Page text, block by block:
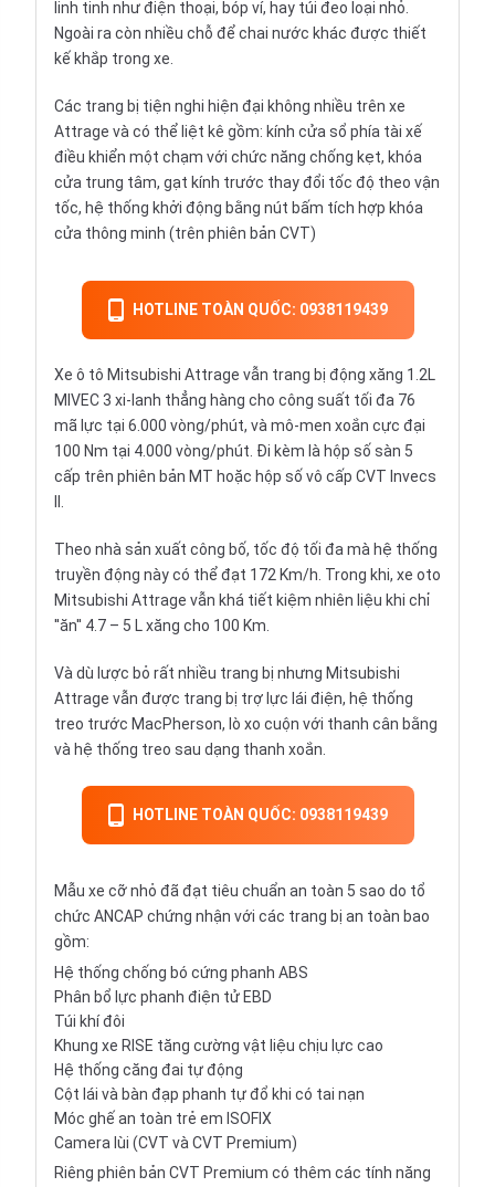
linh tinh như điện thoại, bóp ví, hay túi đeo loại nhỏ.
Ngoài ra còn nhiều chỗ để chai nước khác được thiết
kế khắp trong xe.
Các trang bị tiện nghi hiện đại không nhiều trên xe
Attrage và có thể liệt kê gồm: kính cửa sổ phía tài xế
điều khiển một chạm với chức năng chống kẹt, khóa
cửa trung tâm, gạt kính trước thay đổi tốc độ theo vận
tốc, hệ thống khởi động bằng nút bấm tích hợp khóa
cửa thông minh (trên phiên bản CVT)
HOTLINE TOÀN QUỐC: 0938119439
Xe ô tô Mitsubishi Attrage vẫn trang bị động xăng 1.2L
MIVEC 3 xi-lanh thẳng hàng cho công suất tối đa 76
mã lực tại 6.000 vòng/phút, và mô-men xoắn cực đại
100 Nm tại 4.000 vòng/phút. Đi kèm là hộp số sàn 5
cấp trên phiên bản MT hoặc hộp số vô cấp CVT Invecs
II.
Theo nhà sản xuất công bố, tốc độ tối đa mà hệ thống
truyền động này có thể đạt 172 Km/h. Trong khi, xe oto
Mitsubishi Attrage vẫn khá tiết kiệm nhiên liệu khi chỉ
''ăn'' 4.7 – 5 L xăng cho 100 Km.
Và dù lược bỏ rất nhiều trang bị nhưng Mitsubishi
Attrage vẫn được trang bị trợ lực lái điện, hệ thống
treo trước MacPherson, lò xo cuộn với thanh cân bằng
và hệ thống treo sau dạng thanh xoắn.
HOTLINE TOÀN QUỐC: 0938119439
Mẫu xe cỡ nhỏ đã đạt tiêu chuẩn an toàn 5 sao do tổ
chức ANCAP chứng nhận với các trang bị an toàn bao
gồm:
Hệ thống chống bó cứng phanh ABS
Phân bổ lực phanh điện tử EBD
Túi khí đôi
Khung xe RISE tăng cường vật liệu chịu lực cao
Hệ thống căng đai tự động
Cột lái và bàn đạp phanh tự đổ khi có tai nạn
Móc ghế an toàn trẻ em ISOFIX
Camera lùi (CVT và CVT Premium)
Riêng phiên bản CVT Premium có thêm các tính năng